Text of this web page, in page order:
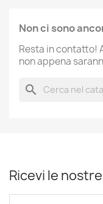
Non ci sono
Resta in contatto!
non appena
search
Ricevi le